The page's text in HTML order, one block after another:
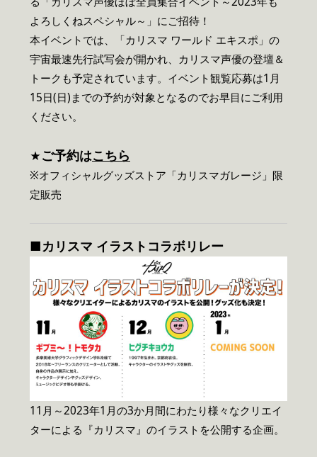
よろしくねスペシャル～」にご招待！
本イベントでは、「カリスマ ワールド エキスポ」の
宇宙最速先行試写会が開かれ、カリスマ声優の登壇＆
トークも予定されています。イベント観覧応募は1月
15日(日)までの予約が対象となるのでお早目にご利用
ください。
★ご予約はこちら
※オフィシャルグッズストア「カリスマガレージ」限
定販売
■カリスマ イラストコラボリレー
11月～2023年1月の3か月間にわたり様々なクリエイ
ターによる『カリスマ』のイラストを公開する企画。